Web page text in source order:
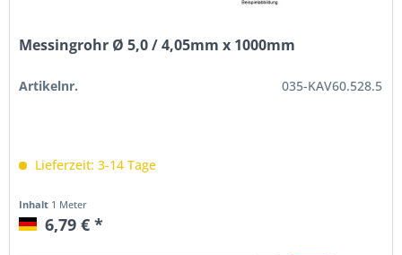
Messingrohr Ø 5,0 / 4,05mm x 1000mm
Artikelnr. 035-KAV60.528.5
Lieferzeit: 3-14 Tage
Inhalt 1 Meter
6,79 € *